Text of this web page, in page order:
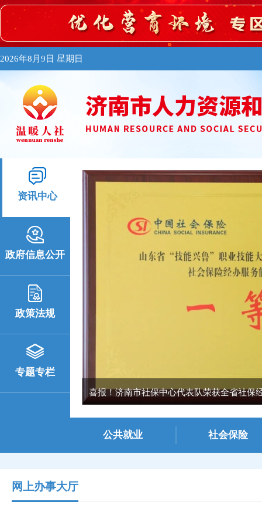
2026年8月9日 星期日
资讯中心
政府信息公开
政策法规
专题专栏
喜报！济南市社保中心代表队荣获全省社保
公共就业 社会保险
网上办事大厅